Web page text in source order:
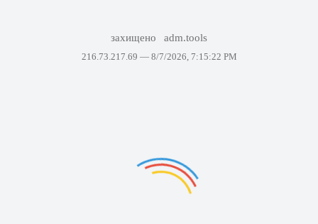
захищено adm.tools
216.73.217.69 — 8/7/2026, 7:15:22 PM